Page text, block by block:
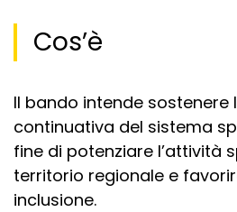
Cos’è
Il bando intende sostenere
continuativa del sistema
fine di potenziare l’attività
territorio regionale e
inclusione.